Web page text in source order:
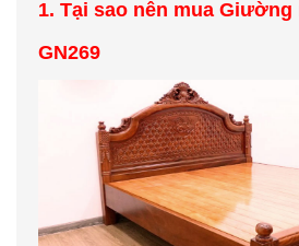
1. Tại sao nên mua Giường
GN269